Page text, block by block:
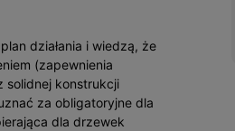
działania i wiedzą, że
(zapewnienia
solidnej konstrukcji
za obligatoryjne dla
dla drzewek